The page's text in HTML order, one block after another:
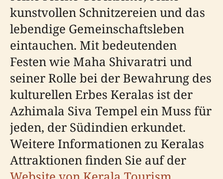
kunstvollen Schnitzereien und das
lebendige Gemeinschaftsleben
eintauchen. Mit bedeutenden
Festen wie Maha Shivaratri und
seiner Rolle bei der Bewahrung des
kulturellen Erbes Keralas ist der
Azhimala Siva Tempel ein Muss für
jeden, der Südindien erkundet.
Weitere Informationen zu Keralas
Attraktionen finden Sie auf der